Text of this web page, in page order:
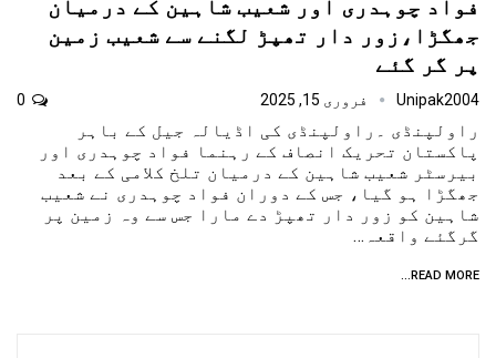
جھگڑا،زور دار تھپڑ لگنے سے شعیب زمین
پر گر گئے
Unipak2004 فروری 15, 2025
راولپنڈی ۔راولپنڈی کی اڈیالہ جیل کے باہر
پاکستان تحریک انصاف کے رہنما فواد چوہدری اور
بیرسٹر شعیب شاہین کے درمیان تلخ کلامی کے بعد
جھگڑا ہو گیا، جس کے دوران فواد چوہدری نے شعیب
شاہین کو زور دار تھپڑ دے مارا جس سے وہ زمین پر
گرگئے واقعہ…
READ MORE...